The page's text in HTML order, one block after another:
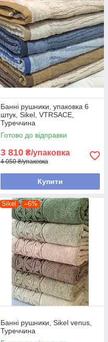
Банні рушники, упаковка 6
штук, Sikel, VTRSACE,
Туреччина
Готово до відправки
3 810 ₴/упаковка
4 050 ₴/упаковка
Купити
Sikel –6%
Банні рушники, Sikel venus,
Туреччина